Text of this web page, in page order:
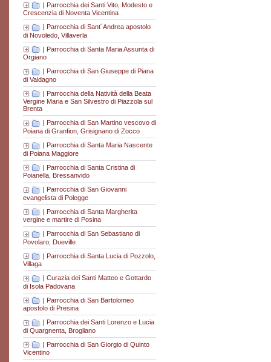
| Parrocchia dei Santi Vito, Modesto e
Crescenzia di Noventa Vicentina
Parrocchia di Sant´Andrea apostolo
di Novoledo, Villaverla
| Parrocchia di Santa Maria Assunta di
Orgiano
Parrocchia di San Giuseppe di Piana
di Valdagno
| Parrocchia della Natività della Beata
Vergine Maria e San Silvestro di Piazzola sul
Brenta
Parrocchia di San Martino vescovo di
Poiana di Granfion, Grisignano di Zocco
| Parrocchia di Santa Maria Nascente
di Poiana Maggiore
| Parrocchia di Santa Cristina di
Poianella, Bressanvido
| Parrocchia di San Giovanni
evangelista di Polegge
| Parrocchia di Santa Margherita
vergine e martire di Posina
Parrocchia di San Sebastiano di
Povolaro, Dueville
| Parrocchia di Santa Lucia di Pozzolo,
Villaga
Curazia dei Santi Matteo e Gottardo
di Isola Padovana
| Parrocchia di San Bartolomeo
apostolo di Presina
Parrocchia dei Santi Lorenzo e Lucia
di Quargnenta, Brogliano
| Parrocchia di San Giorgio di Quinto
Vicentino